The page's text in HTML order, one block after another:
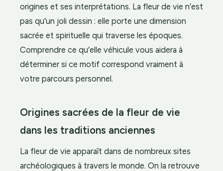
origines et ses interprétations. La fleur de vie n’est
pas qu’un joli dessin : elle porte une dimension
sacrée et spirituelle qui traverse les époques.
Comprendre ce qu’elle véhicule vous aidera à
déterminer si ce motif correspond vraiment à
votre parcours personnel.
Origines sacrées de la fleur de vie
dans les traditions anciennes
La fleur de vie apparaît dans de nombreux sites
archéologiques à travers le monde. On la retrouve